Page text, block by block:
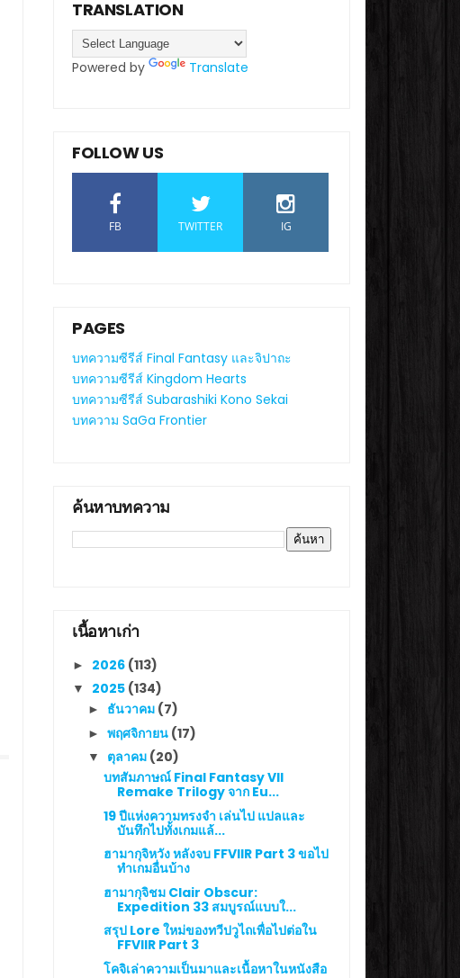
TRANSLATION
Powered by Translate
FOLLOW US
FB TWITTER IG
PAGES
บทความซีรีส์ Final Fantasy และจิปาถะ
บทความซีรีส์ Kingdom Hearts
บทความซีรีส์ Subarashiki Kono Sekai
บทความ SaGa Frontier
ค้นหาบทความ
เนื้อหาเก่า
► 2026 (113)
▼ 2025 (134)
► ธันวาคม (7)
► พฤศจิกายน (17)
▼ ตุลาคม (20)
บทสัมภาษณ์ Final Fantasy VII
Remake Trilogy จาก Eu...
19 ปีแห่งความทรงจำ เล่นไป แปลและ
บันทึกไปทั้งเกมแล้...
ฮามากุจิหวัง หลังจบ FFVIIR Part 3 ขอไป
ทำเกมอื่นบ้าง
ฮามากุจิชม Clair Obscur:
Expedition 33 สมบูรณ์แบบใ...
สรุป Lore ใหม่ของทวีปวูไถเพื่อไปต่อใน
FFVIIR Part 3
โคจิเล่าความเป็นมาและเนื้อหาในหนังสือ